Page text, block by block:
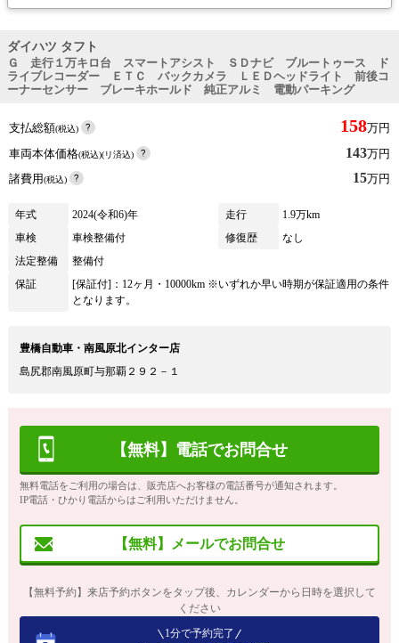
ダイハツ タフト
Ｇ 走行１万キロ台 スマートアシスト ＳＤナビ ブルートゥース ド
ライブレコーダー ＥＴＣ バックカメラ ＬＥＤヘッドライト 前後コ
ーナーセンサー ブレーキホールド 純正アルミ 電動パーキング
支払総額(税込) 158万円
車両本体価格(税込)(リ済込) 143万円
諸費用(税込) 15万円
年式 2024(令和6)年 走行
1.9万km
車検
車検整備付 修復歴
なし
法定整備
整備付
保証
[保証付]：12ヶ月・10000km ※いずれか早い時期が保証適用の条件
となります。
豊橋自動車・南風原北インター店
島尻郡南風原町与那覇２９２－１
【無料】電話でお問合せ
無料電話をご利用の場合は、販売店へお客様の電話番号が通知されます。
IP電話・ひかり電話からはご利用いただけません。
【無料】メールでお問合せ
【無料予約】来店予約ボタンをタップ後、カレンダーから日時を選択して
ください
1分で予約完了